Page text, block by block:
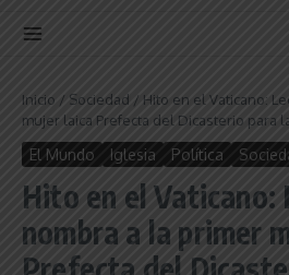
Inicio / Sociedad / Hito en el Vaticano:
mujer laica Prefecta del Dicasterio para
El Mundo Iglesia Política
Hito en el Vaticano:
nombra a la primer